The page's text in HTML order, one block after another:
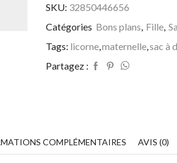
licorne
pour
-
maternelle
SKU: 32850446656
Catégories Bons plans, Fille,
Tags: licorne,maternelle,sac à
Partagez :
COMPLÉMENTAIRES AVIS (0)